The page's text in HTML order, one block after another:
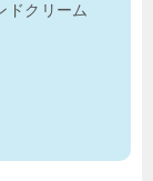
ドクリーム